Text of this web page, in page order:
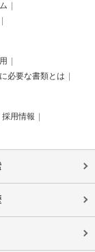
必要な書類とは
採用情報